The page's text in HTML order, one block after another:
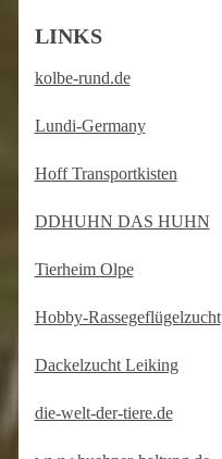
LINKS
kolbe-rund.de
Lundi-Germany
Hoff Transportkisten
DDHUHN DAS HUHN
Tierheim Olpe
Hobby-Rassegeflügelzucht
Dackelzucht Leiking
die-welt-der-tiere.de